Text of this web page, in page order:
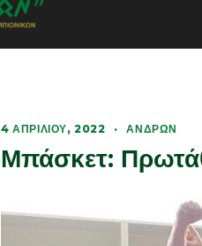
4 ΑΠΡΙΛΊΟΥ, 2022 · ΑΝΔΡΏΝ
Μπάσκετ: